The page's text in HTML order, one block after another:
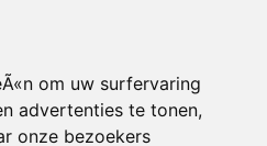
om uw surfervaring
advertenties te tonen,
onze bezoekers